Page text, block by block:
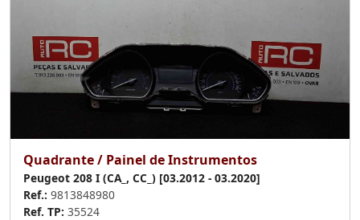
Quadrante / Painel de Instrumentos
Peugeot 208 I (CA_, CC_) [03.2012 - 03.2020]
Ref.: 9813848980
Ref. TP: 35524